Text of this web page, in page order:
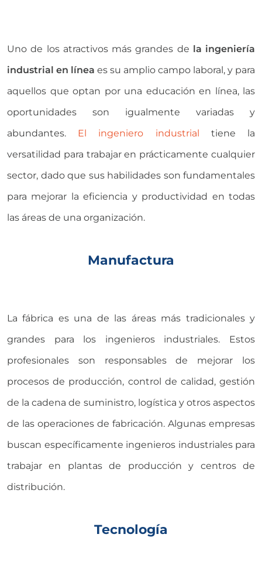
Uno de los atractivos más grandes de
la ingeniería
industrial en línea es su amplio campo laboral, y para
aquellos que optan por una educación en línea, las
oportunidades son igualmente variadas y
abundantes. El ingeniero industrial
tiene la
versatilidad para trabajar en prácticamente cualquier
sector, dado que sus habilidades son fundamentales
para mejorar la eficiencia y productividad en todas
las áreas de una organización.
Manufactura
La fábrica es una de las áreas más tradicionales y
grandes para los ingenieros industriales. Estos
profesionales son responsables de mejorar los
procesos de producción, control de calidad, gestión
de la cadena de suministro, logística y otros aspectos
de las operaciones de fabricación. Algunas empresas
buscan específicamente ingenieros industriales para
trabajar en plantas de producción y centros de
distribución.
Tecnología